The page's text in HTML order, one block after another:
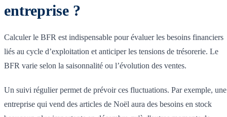
entreprise ?
Calculer le BFR est indispensable pour évaluer les besoins financiers
liés au cycle d’exploitation et anticiper les tensions de trésorerie. Le
BFR varie selon la saisonnalité ou l’évolution des ventes.
Un suivi régulier permet de prévoir ces fluctuations. Par exemple, une
entreprise qui vend des articles de Noël aura des besoins en stock